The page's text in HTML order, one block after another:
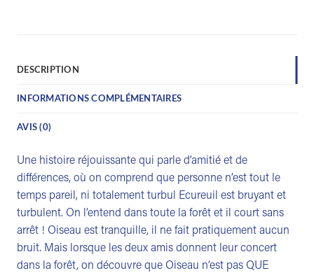
DESCRIPTION
INFORMATIONS COMPLÉMENTAIRES
AVIS (0)
Une histoire réjouissante qui parle d’amitié et de
différences, où on comprend que personne n’est tout le
temps pareil, ni totalement turbul Ecureuil est bruyant et
turbulent. On l’entend dans toute la forêt et il court sans
arrêt ! Oiseau est tranquille, il ne fait pratiquement aucun
bruit. Mais lorsque les deux amis donnent leur concert
dans la forêt, on découvre que Oiseau n’est pas QUE